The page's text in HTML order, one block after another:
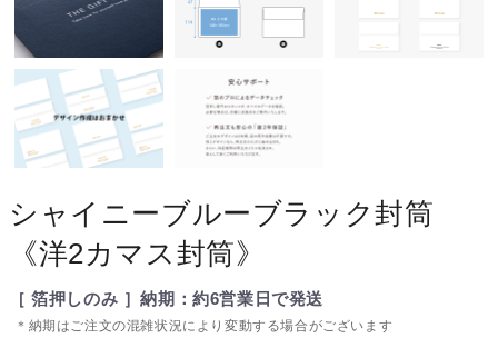
シャイニーブルーブラック封筒
《洋2カマス封筒》
［ 箔押しのみ ］納期：約6営業日で発送
＊納期はご注文の混雑状況により変動する場合がございます